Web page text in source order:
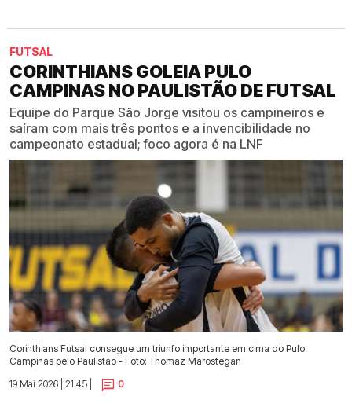
FUTSAL
CORINTHIANS GOLEIA PULO
CAMPINAS NO PAULISTÃO DE FUTSAL
Equipe do Parque São Jorge visitou os campineiros e
saíram com mais três pontos e a invencibilidade no
campeonato estadual; foco agora é na LNF
Corinthians Futsal consegue um triunfo importante em cima do Pulo
Campinas pelo Paulistão - Foto: Thomaz Marostegan
19 Mai 2026 | 21:45 |
0